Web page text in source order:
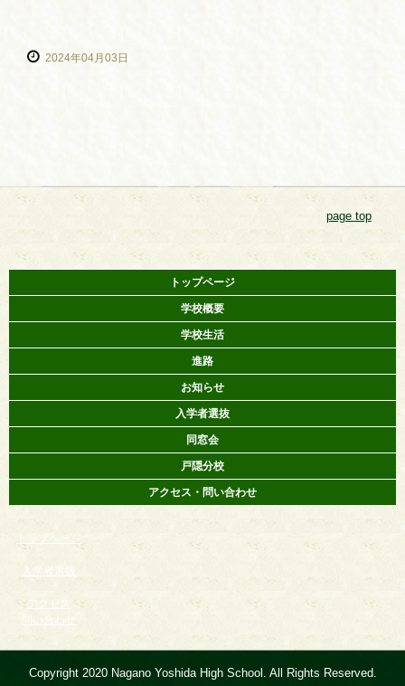
2024年04月03日
page top
トップページ
学校概要
学校生活
進路
お知らせ
入学者選抜
同窓会
戸隠分校
アクセス・問い合わせ
トップページ
入学者選抜
アクセス
問い合わせ
Copyright 2020 Nagano Yoshida High School. All Rights Reserved.